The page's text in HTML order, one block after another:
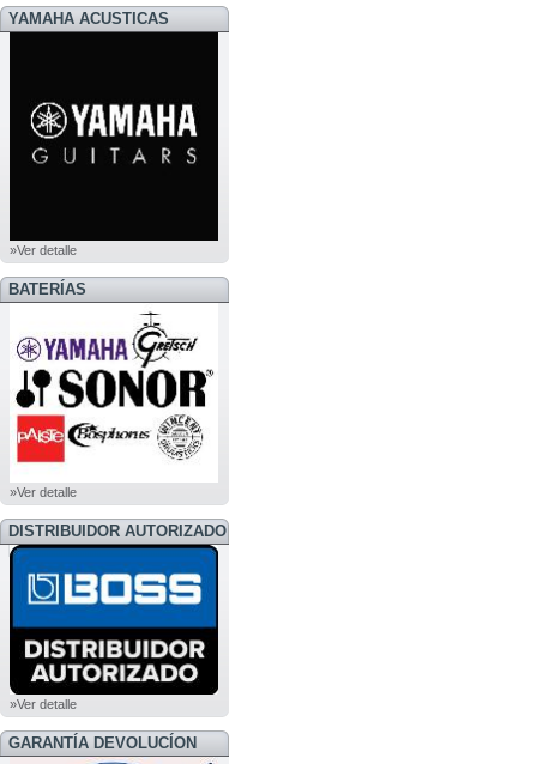
YAMAHA ACUSTICAS
»Ver detalle
BATERÍAS
»Ver detalle
DISTRIBUIDOR AUTORIZADO
BOSS
»Ver detalle
GARANTÍA DEVOLUCÍON